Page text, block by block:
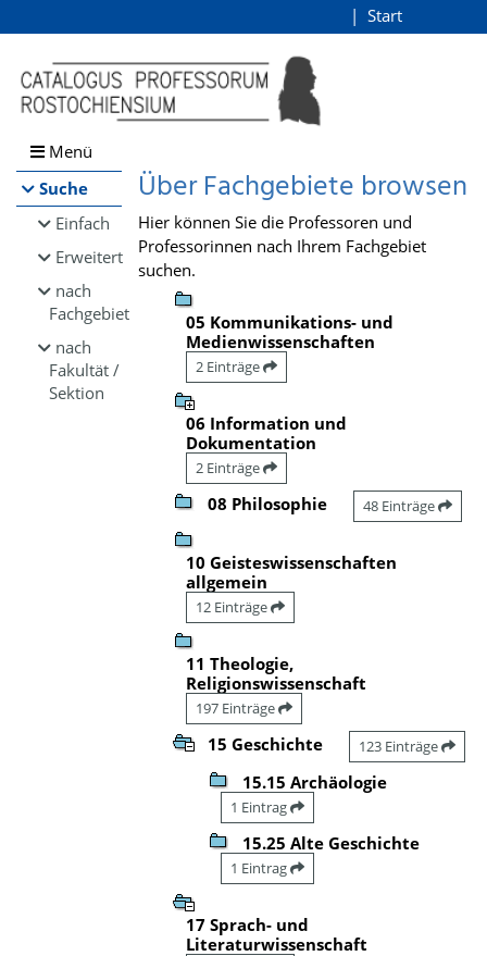
Browsen
direkt zum Inhalt
Start
Menü
Suche
Einfach
Erweitert
nach
Fachgebiet
nach
Fakultät /
Sektion
Über Fachgebiete browsen
Hier können Sie die Professoren und
Professorinnen nach Ihrem Fachgebiet
suchen.
05 Kommunikations- und
Medienwissenschaften
2 Einträge
06 Information und
Dokumentation
2 Einträge
08 Philosophie 48 Einträge
10 Geisteswissenschaften
allgemein
12 Einträge
11 Theologie,
Religionswissenschaft
197 Einträge
15 Geschichte 123 Einträge
15.15 Archäologie
1 Eintrag
15.25 Alte Geschichte
1 Eintrag
17 Sprach- und
Literaturwissenschaft